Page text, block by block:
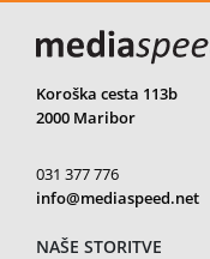
Koroška cesta 113b
2000 Maribor
031 377 776
info@mediaspeed.net
NAŠE STORITVE